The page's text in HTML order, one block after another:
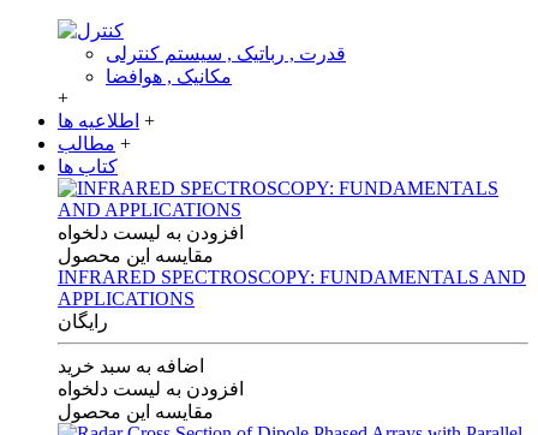
قدرت , رباتیک , سیستم کنترلی
مکانیک , هوافضا
+
اطلاعیه ها +
مطالب +
کتاب ها
افزودن به لیست دلخواه
مقایسه این محصول
INFRARED SPECTROSCOPY: FUNDAMENTALS AND
APPLICATIONS
رایگان
اضافه به سبد خرید
افزودن به لیست دلخواه
مقایسه این محصول